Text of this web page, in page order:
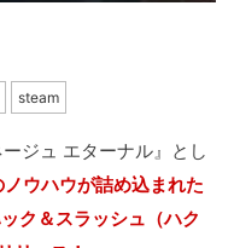
steam
ジュ エターナル』とし
ウハウが詰め込まれた
ク＆スラッシュ（ハク